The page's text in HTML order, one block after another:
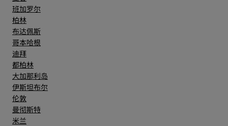
班加罗尔
柏林
布达佩斯
哥本哈根
迪拜
都柏林
大加那利岛
伊斯坦布尔
伦敦
曼彻斯特
米兰